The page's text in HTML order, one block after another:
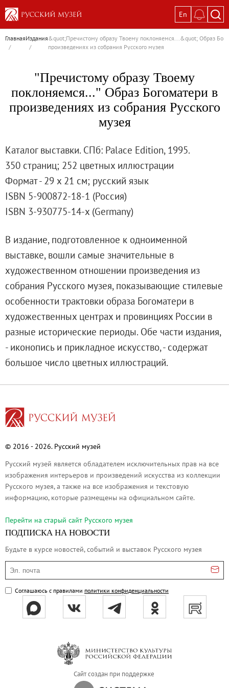
En
Выставки
Текущие выставки
Пётр Кончаловский. Сад в цвету
Иван Шишкин. Русский лес
Василий Тропинин
Окрестности Санкт-Петербурга в
Памяти Киры Владимировны
Постоянные экспозиции
Постоянная экспозиция «Наш
Русское искусство первой половины
Древнерусское искусство ХII—XVII
Русское искусство XVIII века
Русское искусство второй половины
Русское народное искусство XVII-XXI
Будущие выставки
Выездные выставки
Садко
Михаил Нестеров
Архив выставок
Степан Эрьзя – скульптор мира. К
Эпоха Императора Александра III и её
Русская традиция
Фёдор Васильев. К 175-летию со дня
Справочная информация
Адреса и часы работы
О билетах, льготах и услугах
Правила покупки и возврата билетов
Высказать мнение / Сообщить о проблеме
Лекции и абонементы
Лекции
Абонементы
Доступный музей
Социально-культурные проекты
Для СМИ
Главная
/
Издания
/
&quot;Пречистому образу Твоему поклоняемся...&quot; Образ
произведениях из собрания Русского музея
"Пречистому образу Твоему
поклоняемся..." Образ Богоматери в
произведениях из собрания Русского
музея
Каталог выставки. СПб: Palace Edition, 1995.
350 страниц; 252 цветных иллюстрации
Формат - 29 х 21 см; русский язык
ISBN 5-900872-18-1 (Россия)
ISBN 3-930775-14-x (Germany)
В издание, подготовленное к одноименной
выставке, вошли самые значительные в
художественном отношении произведения из
собрания Русского музея, показывающие стилевые
особенности трактовки образа Богоматери в
художественных центрах и провинциях России в
разные исторические периоды. Обе части издания,
- иконопись и прикладное искусство, - содержат
большое число цветных иллюстраций.
© 2016 - 2026. Русский музей
Русский музей является обладателем исключительных прав на все
изображения интерьеров и произведений искусства из коллекции
Русского музея, а также на все изображения и текстовую
информацию, которые размещены на официальном сайте.
Перейти на cтарый сайт Русского музея
ПОДПИСКА НА НОВОСТИ
Будьте в курсе новостей, событий и выставок Русского музея
Эл. почта
Соглашаюсь с правилами политики конфиденциальности
Сайт создан при поддержке